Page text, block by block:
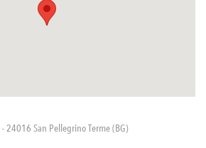
24016 San Pellegrino Terme (BG)